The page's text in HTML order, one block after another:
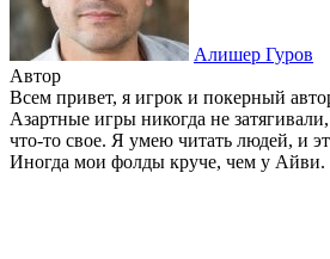
Алишер Гуров
Автор
Всем привет, я игрок и покерный
Азартные игры никогда не
что-то свое. Я умею читать людей, и
Иногда мои фолды круче, чем у Айви.